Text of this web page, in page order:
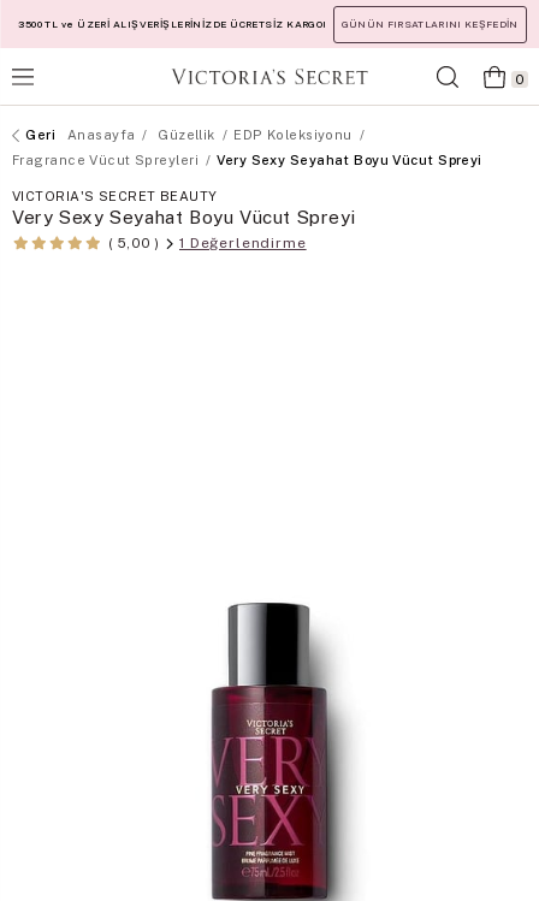
3500 TL ve ÜZERİ ALIŞVERİŞLERİNİZDE ÜCRETSİZ KARGO! GÜNÜN FIRSATLARINI KEŞFEDİN
0
Anasayfa Güzellik
EDP Koleksiyonu
Fragrance Vücut Spreyleri
Very Sexy Seyahat Boyu Vücut Spreyi
VICTORIA'S SECRET BEAUTY
Very Sexy Seyahat Boyu Vücut Spreyi
5,00 1 Değerlendirme